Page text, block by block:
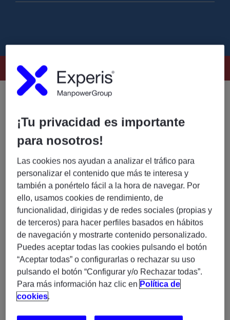
Este puesto ya no está disponible
En Experis, buscamos incorporar a nuestro
persona con experiencia comoConsultor Técnico /
experiencia en el sector banca.
La persona seleccionada realizará tareas de
Asistencia Técnica y apoyo al equipo de IT y PPOs,
participando en la validación de desarrollos,
documentación, pruebas y soporte a producción.
Principales funciones:
-Redactar documentación funcional
-Validar documentación técnica
-Estimar y definir alcance de desarrollos y mejoras SW
-Validar estimaciones de desarrollos de proveedores
-Validar cuadernos de prueba de QA y desarrollo
desarrollo
¡Tu privacidad es importante
para nosotros!
Las cookies nos ayudan a analizar el tráfico para
personalizar el contenido que más te interesa y
también a ponértelo fácil a la hora de navegar. Por
ello, usamos cookies de rendimiento, de
funcionalidad, dirigidas y de redes sociales (propias y
de terceros) para hacer perfiles basados en hábitos
de navegación y mostrarte contenido personalizado.
Puedes aceptar todas las cookies pulsando el botón
“Aceptar todas” o configurarlas o rechazar su uso
pulsando el botón “Configurar y/o Rechazar todas”.
Para más información haz clic en Política de
cookies.